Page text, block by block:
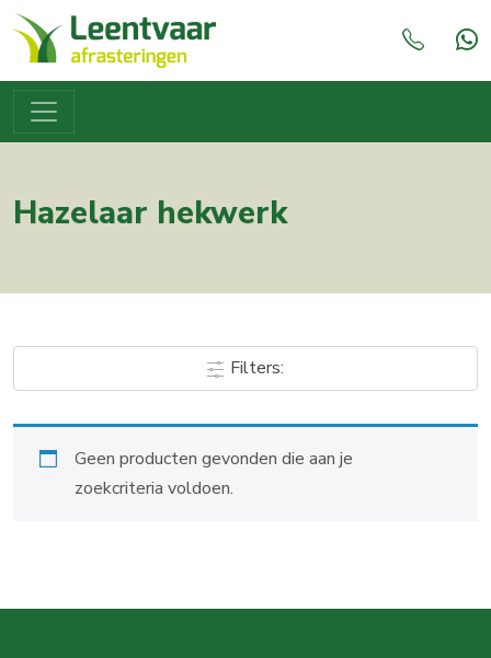
Hazelaar hekwerk
Filters:
Geen producten gevonden die aan je
zoekcriteria voldoen.